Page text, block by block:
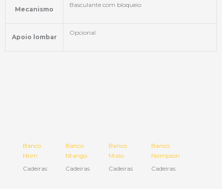
Mecanismo
Basculante com bloqueio
Apoio lombar
Opcional
Banco
Ntim
Cadeiras
Banco
Ntango
Cadeiras
Banco
Ntalo
Cadeiras
Banco
Nsimpson
Cadeiras